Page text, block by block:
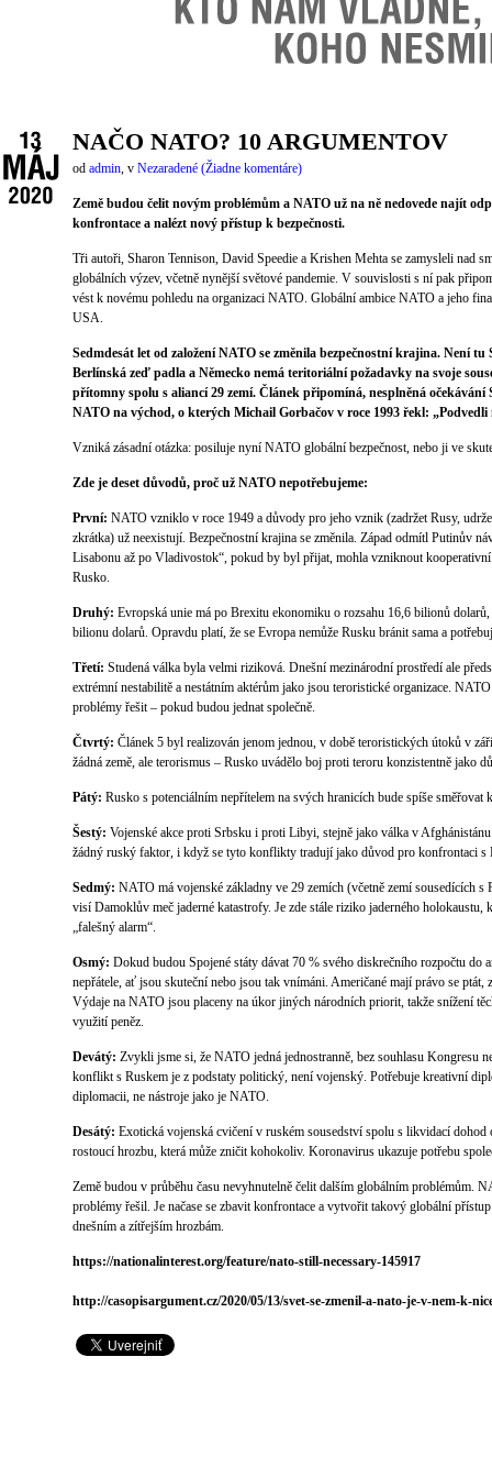
NAČO NATO? 10 ARGUMENTOV
od admin v Nezaradené (Žiadne komentáre)
Země budou čelit novým problémům a NATO už na ně nedovede najít
konfrontace a nalézt nový přístup k bezpečnosti.
Tři autoři, Sharon Tennison, David Speedie a Krishen Mehta se zamysleli nad
globálních výzev, včetně nynější světové pandemie. V souvislosti s ní pak
vést k novému pohledu na organizaci NATO. Globální ambice NATO a jeho
USA.
Sedmdesát let od založení NATO se změnila bezpečnostní krajina. Není
Berlínská zeď padla a Německo nemá teritoriální požadavky na svoje
přítomny spolu s aliancí 29 zemí. Článek připomíná, nesplněná očekávání
NATO na východ, o kterých Michail Gorbačov v roce 1993 řekl: „Podvedli
Vzniká zásadní otázka: posiluje nyní NATO globální bezpečnost, nebo ji ve
Zde je deset důvodů, proč už NATO nepotřebujeme:
První: NATO vzniklo v roce 1949 a důvody pro jeho vznik (zadržet Rusy,
zkrátka) už neexistují. Bezpečnostní krajina se změnila. Západ odmítl Putinův
Lisabonu až po Vladivostok“, pokud by byl přijat, mohla vzniknout
Rusko.
Druhý: Evropská unie má po Brexitu ekonomiku o rozsahu 16,6 bilionů
bilionu dolarů. Opravdu platí, že se Evropa nemůže Rusku bránit sama a
Třetí: Studená válka byla velmi riziková. Dnešní mezinárodní prostředí ale
extrémní nestabilitě a nestátním aktérům jako jsou teroristické organizace.
problémy řešit – pokud budou jednat společně.
Čtvrtý: Článek 5 byl realizován jenom jednou, v době teroristických útoků v
žádná země, ale terorismus – Rusko uvádělo boj proti teroru konzistentně jako
Pátý: Rusko s potenciálním nepřítelem na svých hranicích bude spíše směřovat
Šestý: Vojenské akce proti Srbsku i proti Libyi, stejně jako válka v
žádný ruský faktor, i když se tyto konflikty tradují jako důvod pro konfrontaci s
Sedmý: NATO má vojenské základny ve 29 zemích (včetně zemí sousedících s
visí Damoklův meč jaderné katastrofy. Je zde stále riziko jaderného holokaustu,
„falešný alarm“.
Osmý: Dokud budou Spojené státy dávat 70 % svého diskrečního rozpočtu do
nepřátele, ať jsou skuteční nebo jsou tak vnímáni. Američané mají právo se
Výdaje na NATO jsou placeny na úkor jiných národních priorit, takže snížení
využití peněz.
Devátý: Zvykli jsme si, že NATO jedná jednostranně, bez souhlasu Kongresu
konflikt s Ruskem je z podstaty politický, není vojenský. Potřebuje kreativní
diplomacii, ne nástroje jako je NATO.
Desátý: Exotická vojenská cvičení v ruském sousedství spolu s likvidací
rostoucí hrozbu, která může zničit kohokoliv. Koronavirus ukazuje potřebu
Země budou v průběhu času nevyhnutelně čelit dalším globálním problémům.
problémy řešil. Je načase se zbavit konfrontace a vytvořit takový globální
dnešním a zítřejším hrozbám.
https://nationalinterest.org/feature/nato-still-necessary-145917
http://casopisargument.cz/2020/05/13/svet-se-zmenil-a-nato-je-v-nem-k-